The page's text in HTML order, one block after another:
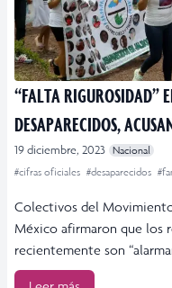
“FALTA RIGUROSIDAD”
DESAPARECIDOS,
19 diciembre, 2023 Nacional
#cifras oficiales #desaparecidos
Colectivos del
México afirmaron que los
recientemente son